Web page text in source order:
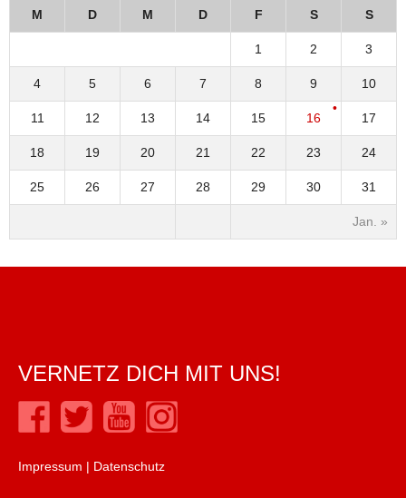
M D M D F S S
Jan. »
1 2 3
4 5 6 7 8 9 10
11 12 13 14 15 16 17
18 19 20 21 22 23 24
25 26 27 28 29 30 31
VERNETZ DICH MIT UNS!
Impressum | Datenschutz